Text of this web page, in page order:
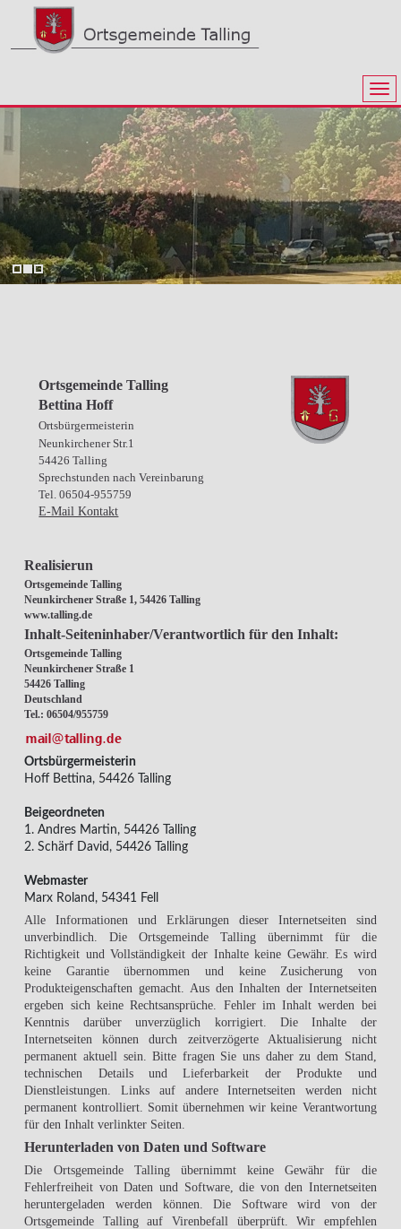
Ortsgemeinde Talling
Bettina Hoff
Ortsbürgermeisterin
Neunkirchener Str.1
54426 Talling
Sprechstunden nach Vereinbarung
Tel. 06504-955759
E-Mail Kontakt
Realisierun
Ortsgemeinde Talling
Neunkirchener Straße 1, 54426 Talling
www.talling.de
Inhalt-Seiteninhaber/Verantwortlich für den Inhalt:
Ortsgemeinde Talling
Neunkirchener Straße 1
54426 Talling
Deutschland
Tel.: 06504/955759
Ortsbürgermeisterin
Hoff Bettina, 54426 Talling
Beigeordneten
1. Andres Martin, 54426 Talling
2. Schärf David, 54426 Talling
Webmaster
Marx Roland, 54341 Fell
Alle Informationen und Erklärungen dieser Internetseiten sind
unverbindlich. Die Ortsgemeinde Talling übernimmt für die
Richtigkeit und Vollständigkeit der Inhalte keine Gewähr. Es wird
keine Garantie übernommen und keine Zusicherung von
Produkteigenschaften gemacht. Aus den Inhalten der Internetseiten
ergeben sich keine Rechtsansprüche. Fehler im Inhalt werden bei
Kenntnis darüber unverzüglich korrigiert. Die Inhalte der
Internetseiten können durch zeitverzögerte Aktualisierung nicht
permanent aktuell sein. Bitte fragen Sie uns daher zu dem Stand,
technischen Details und Lieferbarkeit der Produkte und
Dienstleistungen. Links auf andere Internetseiten werden nicht
permanent kontrolliert. Somit übernehmen wir keine Verantwortung
für den Inhalt verlinkter Seiten.
Herunterladen von Daten und Software
Die Ortsgemeinde Talling übernimmt keine Gewähr für die
Fehlerfreiheit von Daten und Software, die von den Internetseiten
heruntergeladen werden können. Die Software wird von der
Ortsgemeinde Talling auf Virenbefall überprüft. Wir empfehlen